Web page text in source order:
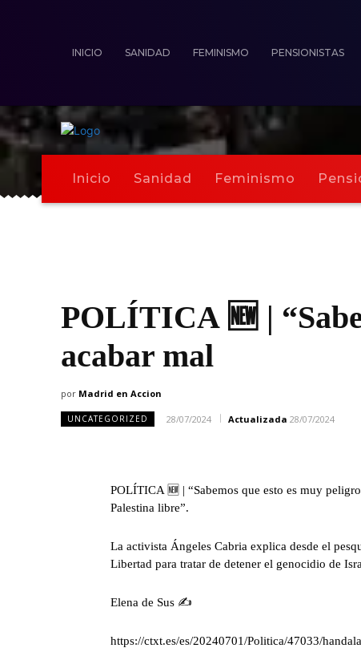
INICIO SANIDAD FEMINISMO PENSIONISTAS
Inicio Sanidad Feminismo
POLÍTICA 🆕 |
acabar mal
por Madrid en Accion
UNCATEGORIZED 28/07/2024 Actualizada 28/07/2024
POLÍTICA 🆕 | “Sabemos que esto es muy
Palestina libre”.
La activista Ángeles Cabria explica desde el
Libertad para tratar de detener el genocidio de
Elena de Sus ✍️
https://ctxt.es/es/20240701/Politica/47033/